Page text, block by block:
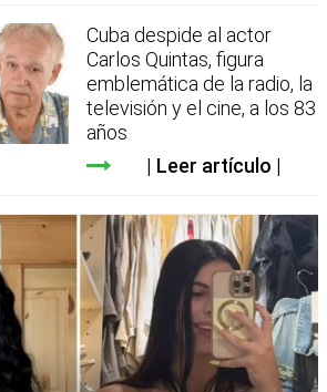
Cuba despide al actor
Carlos Quintas, figura
emblemática de la radio, la
televisión y el cine, a los 83
años
Leer artículo